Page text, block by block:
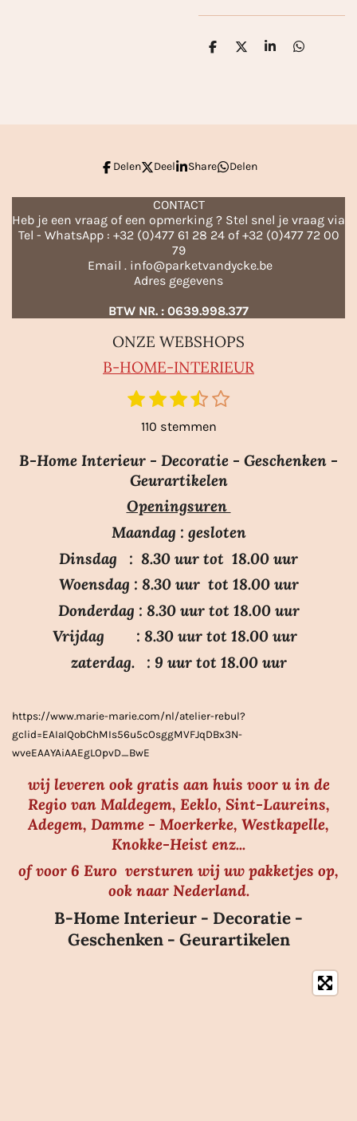
D
D
S
D
Delen Deel Share Delen
CONTACT
Heb je een vraag of een opmerking ? Stel snel je vraag via
Tel - WhatsApp : +32 (0)477 61 28 24 of +32 (0)477 72 00
79
Email . info@parketvandycke.be
Adres gegevens
BTW NR. : 0639.998.377
ONZE WEBSHOPS
B-HOME-INTERIEUR
e
n
1
e
r
2
s
t
e
r
e
n
3
s
t
e
r
e
n
4
t
e
r
e
n
5
t
e
r
e
n
S
m
110 stemmen
B-Home Interieur - Decoratie - Geschenken -
Geurartikelen
Openingsuren
Maandag : gesloten
Dinsdag : 8.30 uur tot 18.00 uur
Woensdag : 8.30 uur tot 18.00 uur
Donderdag : 8.30 uur tot 18.00 uur
Vrijdag : 8.30 uur tot 18.00 uur
zaterdag. : 9 uur tot 18.00 uur
https://www.marie-marie.com/nl/atelier-rebul?
gclid=EAIaIQobChMIs56u5cOsggMVFJqDBx3N-
wveEAAYAiAAEgLOpvD_BwE
wij leveren ook gratis aan huis voor u in de
Regio van Maldegem, Eeklo, Sint-Laureins,
Adegem, Damme - Moerkerke, Westkapelle,
Knokke-Heist enz...
of voor 6 Euro versturen wij uw pakketjes op,
ook naar Nederland.
B-Home Interieur - Decoratie -
Geschenken - Geurartikelen